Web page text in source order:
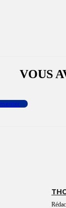
VOUS